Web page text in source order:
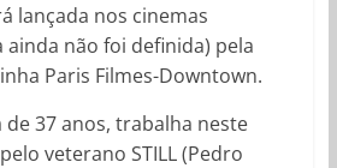
lançada nos cinemas
ainda não foi definida) pela
Paris Filmes-Downtown.
de 37 anos, trabalha neste
veterano STILL (Pedro